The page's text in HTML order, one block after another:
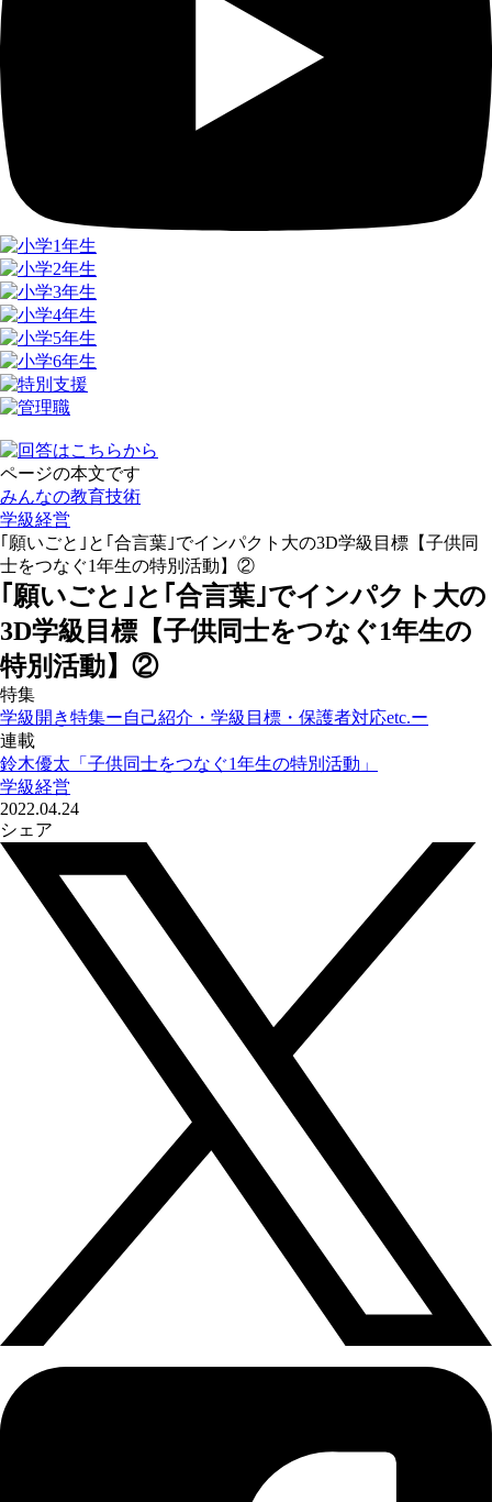
ページの本文です
みんなの教育技術
学級経営
｢願いごと｣と｢合言葉｣でインパクト大の3D学級目標【子供同
士をつなぐ1年生の特別活動】②
｢願いごと｣と｢合言葉｣でインパクト大の
3D学級目標【子供同士をつなぐ1年生の
特別活動】②
特集
学級開き特集ー自己紹介・学級目標・保護者対応etc.ー
連載
鈴木優太「子供同士をつなぐ1年生の特別活動」
学級経営
2022.04.24
シェア